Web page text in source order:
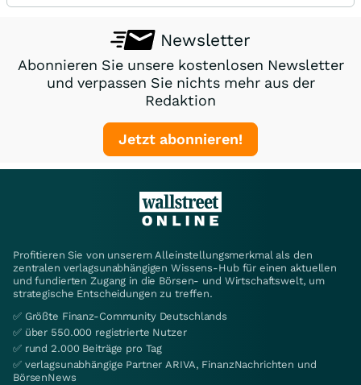
Newsletter
Abonnieren Sie unsere kostenlosen Newsletter
und verpassen Sie nichts mehr aus der
Redaktion
Jetzt abonnieren!
Profitieren Sie von unserem Alleinstellungsmerkmal als den
zentralen verlagsunabhängigen Wissens-Hub für einen aktuellen
und fundierten Zugang in die Börsen- und Wirtschaftswelt, um
strategische Entscheidungen zu treffen.
✅ Größte Finanz-Community Deutschlands
✅ über 550.000 registrierte Nutzer
✅ rund 2.000 Beiträge pro Tag
✅ verlagsunabhängige Partner ARIVA, FinanzNachrichten und
BörsenNews